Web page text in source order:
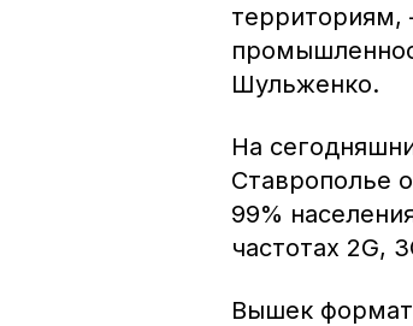
территориям,
Шульженко.
На
Ставрополье
99%
частотах 2G,
Вышек